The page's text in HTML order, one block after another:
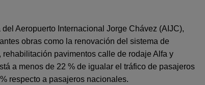
Aeropuerto Internacional Jorge Chávez (AIJC),
obras como la renovación del sistema de
pavimentos calle de rodaje Alfa y
a menos de 22 % de igualar el tráfico de pasajeros
respecto a pasajeros nacionales.